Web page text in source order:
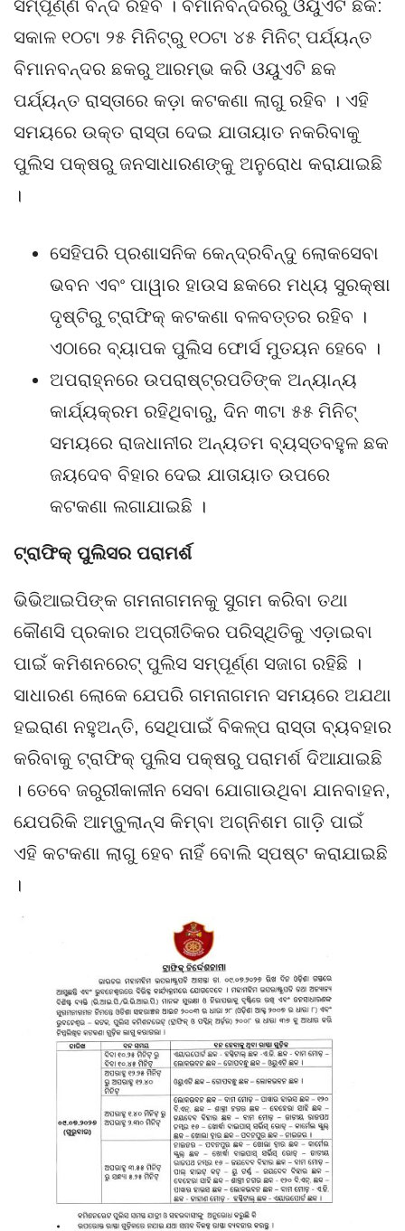
ସମ୍ପୂର୍ଣ୍ଣ ବନ୍ଦ ରହିବ । ବିମାନବନ୍ଦରରୁ ଓୟୁଏଟି ଛକ:
ସକାଳ ୧୦ଟା ୨୫ ମିନିଟ୍‌ରୁ ୧୦ଟା ୪୫ ମିନିଟ୍ ପର୍ଯ୍ୟନ୍ତ
ବିମାନବନ୍ଦର ଛକରୁ ଆରମ୍ଭ କରି ଓୟୁଏଟି ଛକ
ପର୍ଯ୍ୟନ୍ତ ରାସ୍ତାରେ କଡ଼ା କଟକଣା ଲାଗୁ ରହିବ । ଏହି
ସମୟରେ ଉକ୍ତ ରାସ୍ତା ଦେଇ ଯାତାୟାତ ନକରିବାକୁ
ପୁଲିସ ପକ୍ଷରୁ ଜନସାଧାରଣଙ୍କୁ ଅନୁରୋଧ କରାଯାଇଛି
।
ସେହିପରି ପ୍ରଶାସନିକ କେନ୍ଦ୍ରବିନ୍ଦୁ ଲୋକସେବା
ଭବନ ଏବଂ ପାୱାର ହାଉସ ଛକରେ ମଧ୍ୟ ସୁରକ୍ଷା
ଦୃଷ୍ଟିରୁ ଟ୍ରାଫିକ୍ କଟକଣା ବଳବତ୍ତର ରହିବ ।
ଏଠାରେ ବ୍ୟାପକ ପୁଲିସ ଫୋର୍ସ ମୁତୟନ ହେବେ ।
ଅପରାହ୍ନରେ ଉପରାଷ୍ଟ୍ରପତିଙ୍କ ଅନ୍ୟାନ୍ୟ
କାର୍ଯ୍ୟକ୍ରମ ରହିଥିବାରୁ, ଦିନ ୩ଟା ୫୫ ମିନିଟ୍
ସମୟରେ ରାଜଧାନୀର ଅନ୍ୟତମ ବ୍ୟସ୍ତବହୁଳ ଛକ
ଜୟଦେବ ବିହାର ଦେଇ ଯାତାୟାତ ଉପରେ
କଟକଣା ଲଗାଯାଇଛି ।
ଟ୍ରାଫିକ୍ ପୁଲିସର ପରାମର୍ଶ
ଭିଭିଆଇପିଙ୍କ ଗମନାଗମନକୁ ସୁଗମ କରିବା ତଥା
କୌଣସି ପ୍ରକାର ଅପ୍ରୀତିକର ପରିସ୍ଥିତିକୁ ଏଡ଼ାଇବା
ପାଇଁ କମିଶନରେଟ୍ ପୁଲିସ ସମ୍ପୂର୍ଣ୍ଣ ସଜାଗ ରହିଛି ।
ସାଧାରଣ ଲୋକେ ଯେପରି ଗମନାଗମନ ସମୟରେ ଅଯଥା
ହଇରାଣ ନହୁଅନ୍ତି, ସେଥିପାଇଁ ବିକଳ୍ପ ରାସ୍ତା ବ୍ୟବହାର
କରିବାକୁ ଟ୍ରାଫିକ୍ ପୁଲିସ ପକ୍ଷରୁ ପରାମର୍ଶ ଦିଆଯାଇଛି
। ତେବେ ଜରୁରୀକାଳୀନ ସେବା ଯୋଗାଉଥିବା ଯାନବାହନ,
ଯେପରିକି ଆମ୍ବୁଲାନ୍ସ କିମ୍ବା ଅଗ୍ନିଶମ ଗାଡ଼ି ପାଇଁ
ଏହି କଟକଣା ଲାଗୁ ହେବ ନାହିଁ ବୋଲି ସ୍ପଷ୍ଟ କରାଯାଇଛି
।